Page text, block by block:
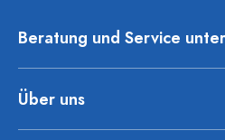
Beratung und Service
Über uns